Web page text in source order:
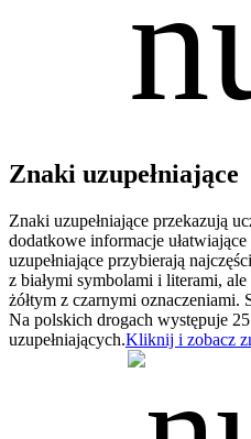
Znaki uzupełniające
Znaki uzupełniające przekazują
dodatkowe informacje
uzupełniające przybierają
z białymi symbolami i literami,
żółtym z czarnymi oznaczeniami.
Na polskich drogach występuje
uzupełniających.Kliknij i zobacz